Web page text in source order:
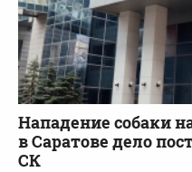
Нападение собаки
в Саратове дело
СК